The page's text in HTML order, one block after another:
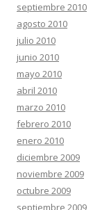
septiembre 2010
agosto 2010
julio 2010
junio 2010
mayo 2010
abril 2010
marzo 2010
febrero 2010
enero 2010
diciembre 2009
noviembre 2009
octubre 2009
septiembre 2009